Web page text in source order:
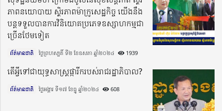
ភាពនយោបាយ ស្ថិរភាពម៉ាក្រូសេដ្ឋកិច្ច យើងនឹង
បន្តទទួលបានការវិនិយោគប្រភេទឧស្សាហកម្មជា
ច្រើនថែមទៀត
ព័ត៌មានជាតិ ថ្ងៃព្រហស្បតិ៍ ទី២ ខែឧសភា ឆ្នាំ២០២៤​ 1939
តើអ្វីទៅជាយុទ្ធសាស្ត្រផ្ការីករបស់រាជរដ្ឋាភិបាល?
ព័ត៌មានជាតិ ថ្ងៃអង្គារ ទី១៧ ខែធ្នូ ឆ្នាំ២០២៤​ 608